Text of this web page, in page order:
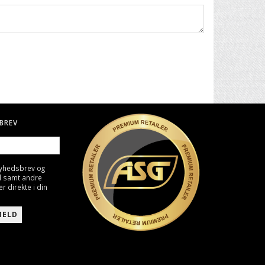
og
samt andre
direkte i din